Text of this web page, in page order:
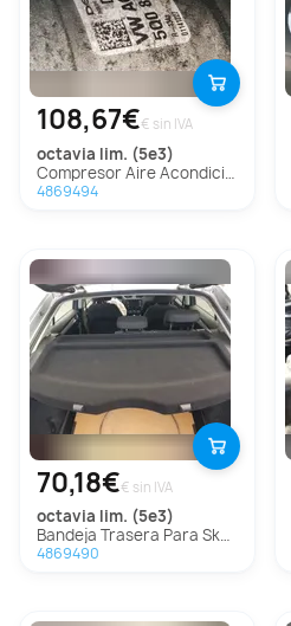
108,67€€ sin IVA
octavia lim. (5e3)
Compresor Aire Acondicionado Para Skoda Octavia Lim.
4869494
70,18€€ sin IVA
octavia lim. (5e3)
Bandeja Trasera Para Skoda Octavia Lim.
4869490